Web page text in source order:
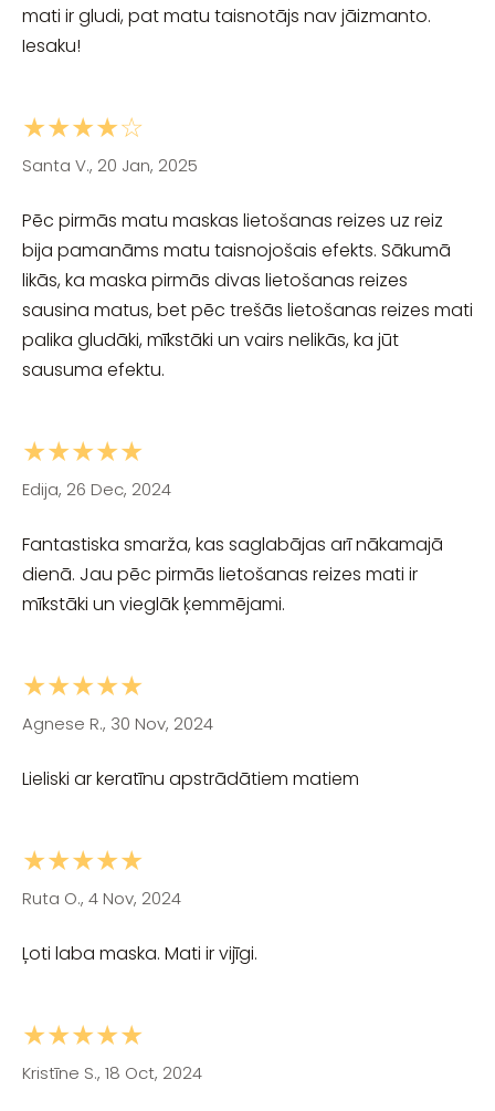
mati ir gludi, pat matu taisnotājs nav jāizmanto.
Iesaku!
★★★★☆
Santa V., 20 Jan, 2025
Pēc pirmās matu maskas lietošanas reizes uz reiz
bija pamanāms matu taisnojošais efekts. Sākumā
likās, ka maska pirmās divas lietošanas reizes
sausina matus, bet pēc trešās lietošanas reizes mati
palika gludāki, mīkstāki un vairs nelikās, ka jūt
sausuma efektu.
★★★★★
Edija, 26 Dec, 2024
Fantastiska smarža, kas saglabājas arī nākamajā
dienā. Jau pēc pirmās lietošanas reizes mati ir
mīkstāki un vieglāk ķemmējami.
★★★★★
Agnese R., 30 Nov, 2024
Lieliski ar keratīnu apstrādātiem matiem
★★★★★
Ruta O., 4 Nov, 2024
Ļoti laba maska. Mati ir vijīgi.
★★★★★
Kristīne S., 18 Oct, 2024